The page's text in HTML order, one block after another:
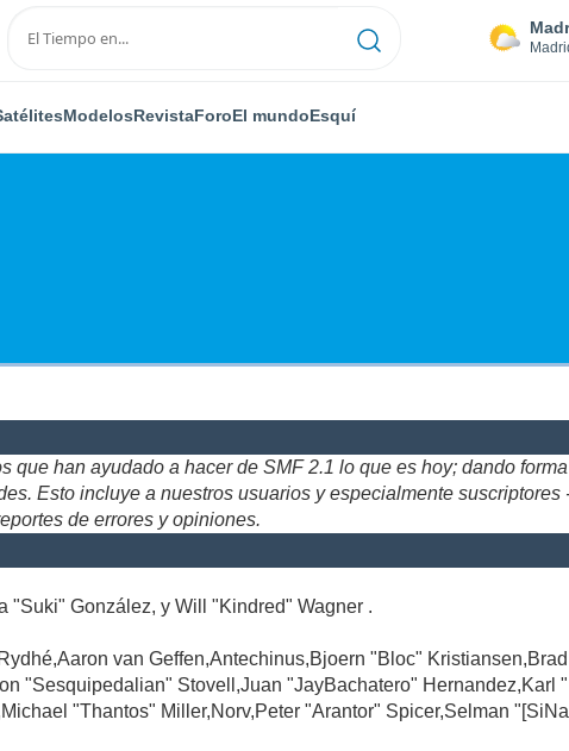
ModelosRevistaForoEl mundoEsquí
que han ayudado a hacer de SMF 2.1 lo que es hoy; dando
Esto incluye a nuestros usuarios y especialmente
de errores y opiniones.
González, y Will "Kindred" Wagner .
van Geffen,Antechinus,Bjoern "Bloc"
"Sesquipedalian" Stovell,Juan "JayBachatero"
"Thantos" Miller,Norv,Peter "Arantor" Spicer,Selman